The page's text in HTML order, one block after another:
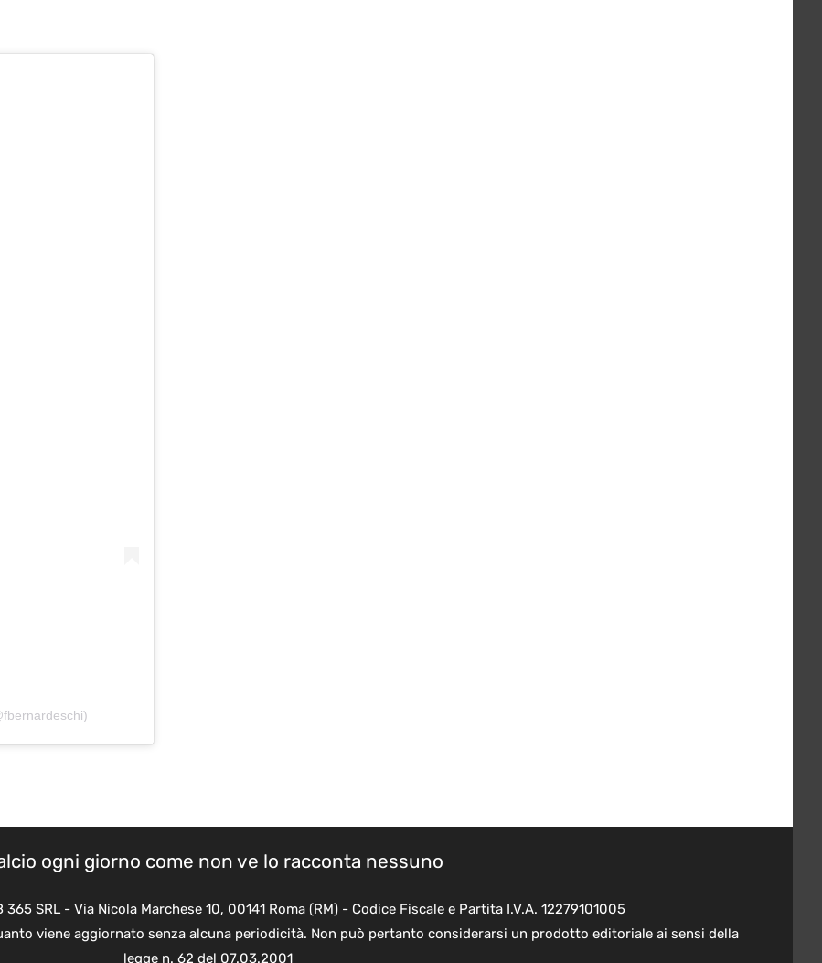
ogni giorno come non ve lo racconta nessuno
SRL - Via Nicola Marchese 10, 00141 Roma (RM) - Codice Fiscale e Partita I.V.A. 12279101005
viene aggiornato senza alcuna periodicità. Non può pertanto considerarsi un prodotto editoriale ai sensi della
legge n. 62 del 07.03.2001